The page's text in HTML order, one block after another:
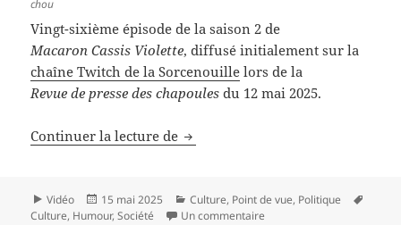
chou
Vingt-sixième épisode de la saison 2 de
Macaron Cassis Violette, diffusé initialement sur la
chaîne Twitch de la Sorcenouille lors de la
Revue de presse des chapoules du 12 mai 2025.
Continuer la lecture de Macaron Cassis Violette – Saison
Format
Vidéo
Publié
le
15 mai 2025 Catégories
Culture, Point de vue, Politique
Culture, Humour,Société Un commentaire